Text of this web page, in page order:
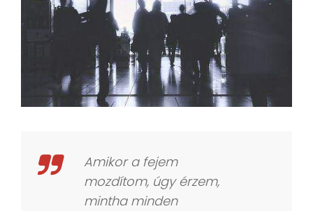
Amikor a fejem
mozdítom, úgy érzem,
mintha minden